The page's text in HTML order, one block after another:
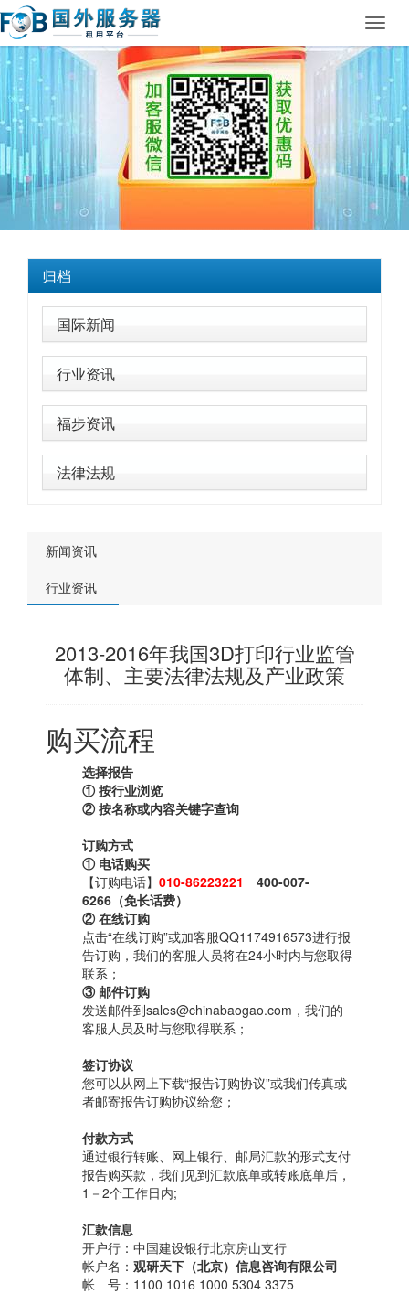
归档
国际新闻
行业资讯
福步资讯
法律法规
新闻资讯
行业资讯
2013-2016年我国3D打印行业监管
体制、主要法律法规及产业政策
购买流程
选择报告
① 按行业浏览
② 按名称或内容关键字查询
订购方式
① 电话购买
【订购电话】 010-86223221 400-007-
6266（免长话费）
② 在线订购
点击“在线订购”或加客服QQ1174916573进行报
告订购，我们的客服人员将在24小时内与您取得
联系；
③ 邮件订购
发送邮件到sales@chinabaogao.com，我们的
客服人员及时与您取得联系；
签订协议
您可以从网上下载“报告订购协议”或我们传真或
者邮寄报告订购协议给您；
付款方式
通过银行转账、网上银行、邮局汇款的形式支付
报告购买款，我们见到汇款底单或转账底单后，
1－2个工作日内;
汇款信息
开户行：中国建设银行北京房山支行
帐户名： 观研天下（北京）信息咨询有限公司
帐 号：1100 1016 1000 5304 3375